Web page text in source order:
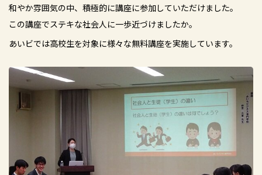
和やか雰囲気の中、積極的に講座に参加していただけました。
この講座でステキな社会人に一歩近づけましたか。
あいビでは高校生を対象に様々な無料講座を実施しています。